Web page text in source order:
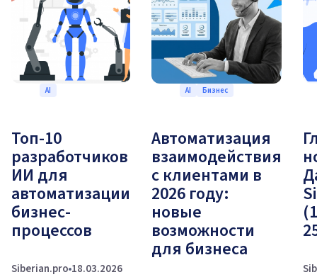
AI
Топ-10
разработчиков
ИИ для
автоматизации
бизнес-
процессов
Siberian.pro 18.03.2026
AI Бизнес
Автоматизация
взаимодействия
с клиентами в
2026 году:
новые
возможности
для бизнеса